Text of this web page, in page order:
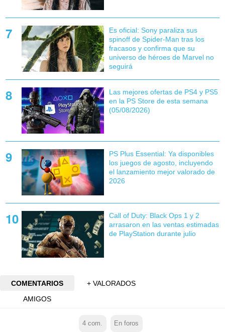
Es oficial: Sony paraliza sus
spinoff de Spider-Man tras los
fracasos y confirma que su
universo de héroes de Marvel no
seguirá
Las mejores ofertas de PS4 y PS5
en la PS Store de esta semana
(05/08/2026)
PS Plus Essential: Ya disponibles
los juegos de agosto, incluyendo
el lanzamiento mejor valorado de
2026
Call of Duty: Black Ops 1 y 2
arrasaron en las ventas estimadas
de PlayStation durante julio
COMENTARIOS
+ VALORADOS
AMIGOS
4 com. En foros